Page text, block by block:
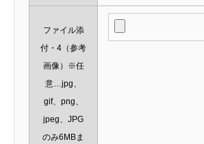
ファイル添
付・4（参考
画像）※任
意…jpg、
gif、png、
jpeg、JPG
のみ6MBま